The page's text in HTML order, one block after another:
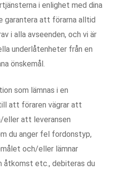
i enlighet med dina
garantera att förarna alltid
i alla avseenden, och vi är
underlåtenheter från en
önskemål.
som lämnas i en
att föraren vägrar att
att leveransen
du anger fel fordonstyp,
och/eller lämnar
åtkomst etc., debiteras du